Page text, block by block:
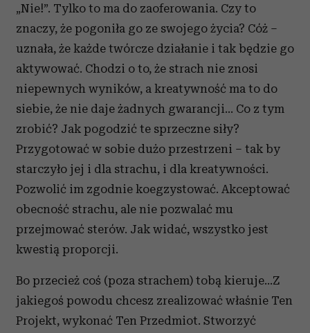
„Nie!”. Tylko to ma do zaoferowania. Czy to
znaczy, że pogoniła go ze swojego życia? Cóż –
uznała, że każde twórcze działanie i tak będzie go
aktywować. Chodzi o to, że strach nie znosi
niepewnych wyników, a kreatywność ma to do
siebie, że nie daje żadnych gwarancji… Co z tym
zrobić? Jak pogodzić te sprzeczne siły?
Przygotować w sobie dużo przestrzeni – tak by
starczyło jej i dla strachu, i dla kreatywności.
Pozwolić im zgodnie koegzystować. Akceptować
obecność strachu, ale nie pozwalać mu
przejmować sterów. Jak widać, wszystko jest
kwestią proporcji.
Bo przecież coś (poza strachem) tobą kieruje…Z
jakiegoś powodu chcesz zrealizować właśnie Ten
Projekt, wykonać Ten Przedmiot. Stworzyć